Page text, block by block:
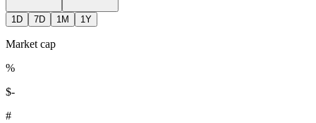
1D 7D 1M 1Y
Market cap
%
$-
#